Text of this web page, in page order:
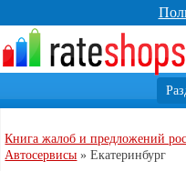
Книга жалоб и предложений
Автосервисы »Екатеринбург